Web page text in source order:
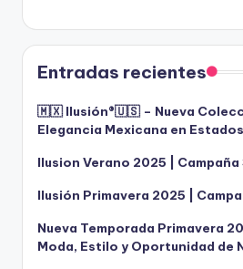
Entradas recientes
🇲🇽 Ilusión®️🇺🇸 – Nueva
Elegancia Mexicana en
Ilusion Verano 2025 | Campaña
Ilusión Primavera 2025 |
Nueva Temporada Primavera
Moda, Estilo y Oportunidad de